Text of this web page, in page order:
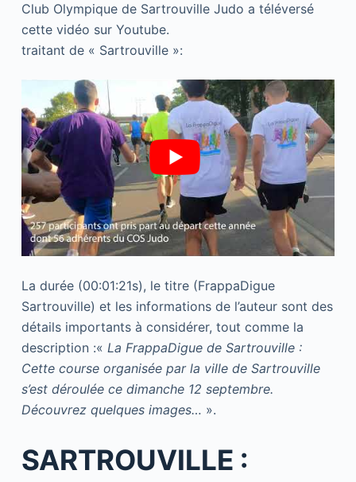
Club Olympique de Sartrouville Judo a téléversé
cette vidéo sur Youtube.
traitant de « Sartrouville »:
La durée (00:01:21s), le titre (FrappaDigue
Sartrouville) et les informations de l’auteur sont des
détails importants à considérer, tout comme la
description :« La FrappaDigue de Sartrouville :
Cette course organisée par la ville de Sartrouville
s’est déroulée ce dimanche 12 septembre.
Découvrez quelques images… ».
SARTROUVILLE :